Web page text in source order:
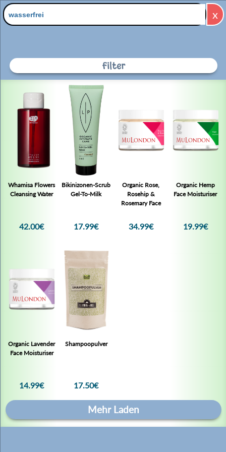
x
Whamisa Flowers
Cleansing Water
42.00€
Bikinizonen-Scrub
Gel-To-Milk
17.99€
Organic Rose,
Rosehip &
Rosemary Face
34.99€
Organic Hemp
Face Moisturiser
19.99€
Organic Lavender
Face Moisturiser
14.99€
Shampoopulver
17.50€
Mehr Laden
Filter
Zu "wasserfrei" wurde kein
Produkt gefunden
Gesetzliche Informationen